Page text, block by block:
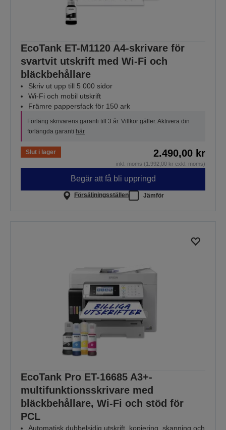
EcoTank ET-M1120 A4-skrivare för
svartvit utskrift med Wi-Fi och
bläckbehållare
Skriv ut upp till 5 000 sidor
Wi-Fi och mobil utskrift
Främre pappersfack för 150 ark
Förläng skrivarens garanti till 3 år. Villkor gäller. Aktivera din
förlängda garanti här
Slut i lager 2.490,00 kr
inkl. moms (1.992,00 kr exkl. moms)
Begär att få bli uppringd
Försäljningsställen Jämför
EcoTank Pro ET-16685 A3+-
multifunktionsskrivare med
bläckbehållare, Wi-Fi och stöd för
PCL
Automatisk dubbelsidig utskrift, kopiering, skanning och